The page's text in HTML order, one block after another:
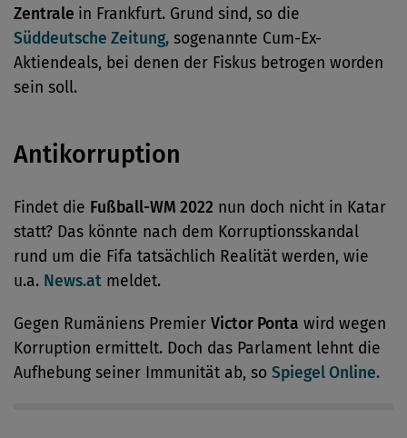
Zentrale in Frankfurt. Grund sind, so die
Süddeutsche Zeitung, sogenannte Cum-Ex-
Aktiendeals, bei denen der Fiskus betrogen worden
sein soll.
Antikorruption
Findet die Fußball-WM 2022 nun doch nicht in Katar
statt? Das könnte nach dem Korruptionsskandal
rund um die Fifa tatsächlich Realität werden, wie
u.a. News.at meldet.
Gegen Rumäniens Premier Victor Ponta wird wegen
Korruption ermittelt. Doch das Parlament lehnt die
Aufhebung seiner Immunität ab, so Spiegel Online.